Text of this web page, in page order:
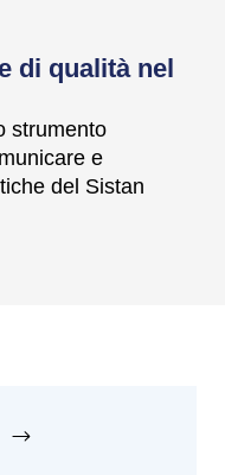
di qualità nel
strumento
e
del Sistan